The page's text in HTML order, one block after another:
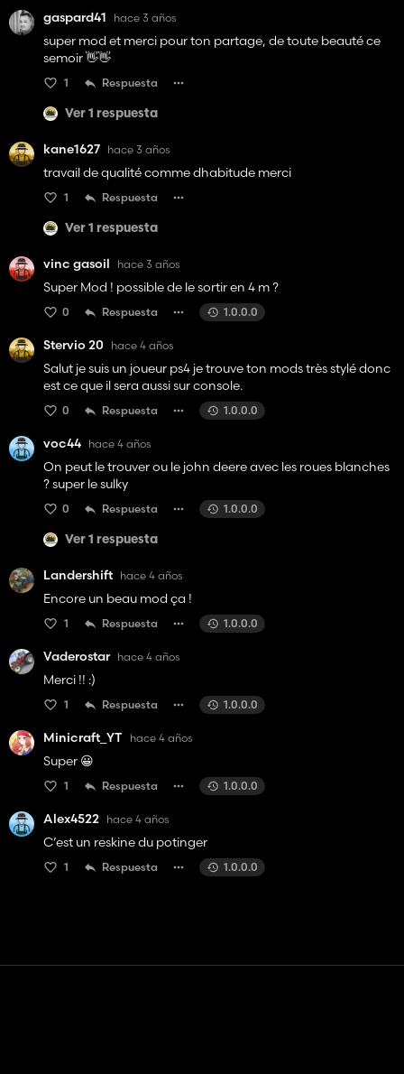
gaspard41 hace 3 años
super mod et merci pour ton partage, de toute beauté ce
semoir 👋👋
1 Respuesta
Ver 1 respuesta
kane1627 hace 3 años
travail de qualité comme dhabitude merci
1 Respuesta
Ver 1 respuesta
vinc gasoil hace 3 años
Super Mod ! possible de le sortir en 4 m ?
0 Respuesta 1.0.0.0
Stervio 20 hace 4 años
Salut je suis un joueur ps4 je trouve ton mods très stylé donc
est ce que il sera aussi sur console.
0 Respuesta 1.0.0.0
voc44 hace 4 años
On peut le trouver ou le john deere avec les roues blanches
? super le sulky
0 Respuesta 1.0.0.0
Ver 1 respuesta
Landershift hace 4 años
Encore un beau mod ça !
1 Respuesta 1.0.0.0
Vaderostar hace 4 años
Merci !! :)
1 Respuesta 1.0.0.0
Minicraft_YT hace 4 años
Super 😀
1 Respuesta 1.0.0.0
Alex4522 hace 4 años
C’est un reskine du potinger
1 Respuesta 1.0.0.0